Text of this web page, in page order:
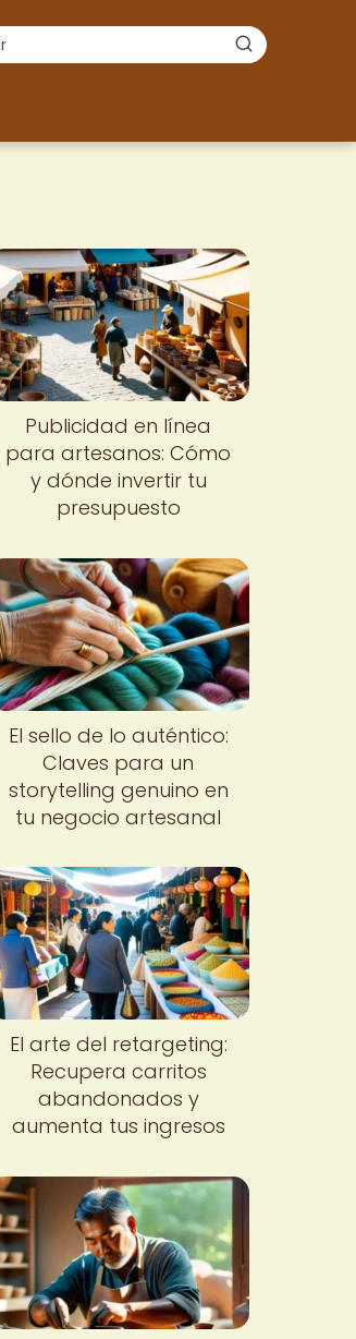
Publicidad en línea
para artesanos: Cómo
y dónde invertir tu
presupuesto
El sello de lo auténtico:
Claves para un
storytelling genuino en
tu negocio artesanal
El arte del retargeting:
Recupera carritos
abandonados y
aumenta tus ingresos